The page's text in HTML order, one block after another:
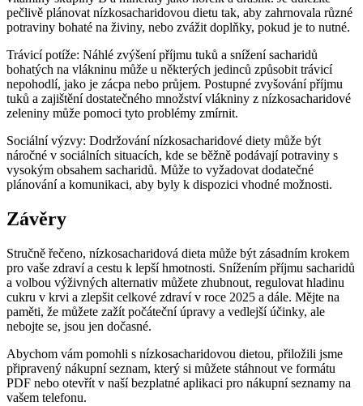
pečlivě plánovat nízkosacharidovou dietu tak, aby zahrnovala různé
potraviny bohaté na živiny, nebo zvážit doplňky, pokud je to nutné.
Trávicí potíže: Náhlé zvýšení příjmu tuků a snížení sacharidů
bohatých na vlákninu může u některých jedinců způsobit trávicí
nepohodlí, jako je zácpa nebo průjem. Postupné zvyšování příjmu
tuků a zajištění dostatečného množství vlákniny z nízkosacharidové
zeleniny může pomoci tyto problémy zmírnit.
Sociální výzvy: Dodržování nízkosacharidové diety může být
náročné v sociálních situacích, kde se běžně podávají potraviny s
vysokým obsahem sacharidů. Může to vyžadovat dodatečné
plánování a komunikaci, aby byly k dispozici vhodné možnosti.
Závěry
Stručně řečeno, nízkosacharidová dieta může být zásadním krokem
pro vaše zdraví a cestu k lepší hmotnosti. Snížením příjmu sacharidů
a volbou výživných alternativ můžete zhubnout, regulovat hladinu
cukru v krvi a zlepšit celkové zdraví v roce 2025 a dále. Mějte na
paměti, že můžete zažít počáteční úpravy a vedlejší účinky, ale
nebojte se, jsou jen dočasné.
Abychom vám pomohli s nízkosacharidovou dietou, přiložili jsme
připravený nákupní seznam, který si můžete stáhnout ve formátu
PDF nebo otevřít v naší bezplatné aplikaci pro nákupní seznamy na
vašem telefonu.